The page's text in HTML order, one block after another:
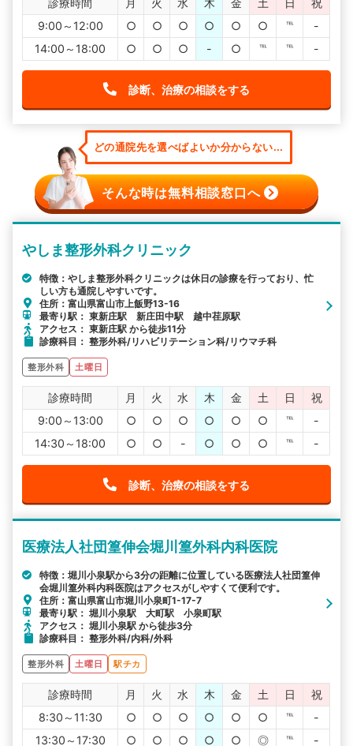
9:00～12:00
○ ○ ○ ○ ○ ○ ℡
-
14:00～18:00
○ ○ ○ - ○ ℡ ℡ -
診断、治療の相談をする
どの通院先を選べばよいか分からない...
そんな時は無料相談窓口へ
やしま整形外科クリニック
特徴：やしま整形外科クリニックは休日の診療を行っており、忙
しい方も通院しやすいです。
住所：富山県富山市上飯野13-16
最寄り駅： 東新庄駅 新庄田中駅 越中荏原駅
アクセス： 東新庄駅 から徒歩11分
診療科目： 整形外科/リハビリテーション科/リウマチ科
整形外科 土曜日
診療時間 月 火 水 木 金 土 日
祝
9:00～13:00
○ ○ ○ ○ ○ ○ ℡
-
14:30～18:00
○ ○ - ○ ○ ○ ℡ -
診断、治療の相談をする
医療法人社団篁伸会堀川篁外科内科医院
特徴：堀川小泉駅から3分の距離に位置している医療法人社団篁伸
会堀川篁外科内科医院はアクセスがしやすくて便利です。
住所：富山県富山市堀川小泉町1-17-7
最寄り駅： 堀川小泉駅 大町駅 小泉町駅
アクセス： 堀川小泉駅 から徒歩3分
診療科目： 整形外科/内科/外科
整形外科 土曜日 駅チカ
診療時間 月 火 水 木 金 土 日
祝
8:30～11:30
○ ○ ○ ○ ○ ○ ℡
-
13:30～17:30
○ ○ ○ ○ ○ ◎ ℡ -